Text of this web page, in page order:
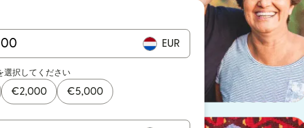
EUR
選択してください
€2,000 €5,000